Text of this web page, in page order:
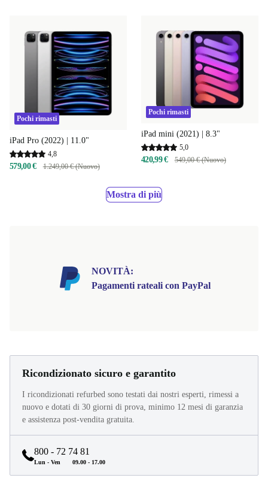
Pochi rimasti
iPad Pro (2022) | 11.0"
4,8
579,00 € 1.249,00 € (Nuovo)
Pochi rimasti
iPad mini (2021) | 8.3"
5,0
420,99 € 549,00 € (Nuovo)
Mostra di più
NOVITÀ:
Pagamenti rateali con PayPal
Ricondizionato sicuro e garantito
I ricondizionati refurbed sono testati dai nostri esperti, rimessi a
nuovo e dotati di 30 giorni di prova, minimo 12 mesi di garanzia
e assistenza post-vendita gratuita.
800 - 72 74 81
Lun - Ven 09.00 - 17.00